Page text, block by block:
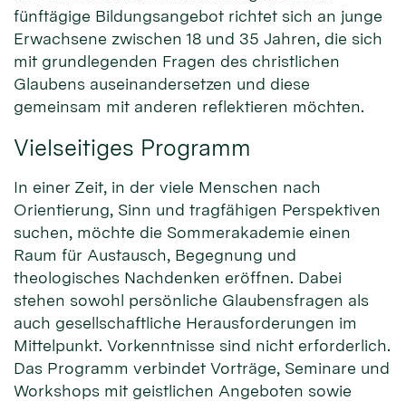
fünftägige Bildungsangebot richtet sich an junge
Erwachsene zwischen 18 und 35 Jahren, die sich
mit grundlegenden Fragen des christlichen
Glaubens auseinandersetzen und diese
gemeinsam mit anderen reflektieren möchten.
Vielseitiges Programm
In einer Zeit, in der viele Menschen nach
Orientierung, Sinn und tragfähigen Perspektiven
suchen, möchte die Sommerakademie einen
Raum für Austausch, Begegnung und
theologisches Nachdenken eröffnen. Dabei
stehen sowohl persönliche Glaubensfragen als
auch gesellschaftliche Herausforderungen im
Mittelpunkt. Vorkenntnisse sind nicht erforderlich.
Das Programm verbindet Vorträge, Seminare und
Workshops mit geistlichen Angeboten sowie